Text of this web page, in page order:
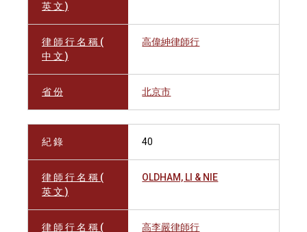
英 文 )
律 師 行 名 稱 (
中 文 )
高偉紳律師行
省 份 北京市
紀 錄 40
律 師 行 名 稱 (
英 文 )
OLDHAM, LI & NIE
律 師 行 名 稱 (
高李嚴律師行